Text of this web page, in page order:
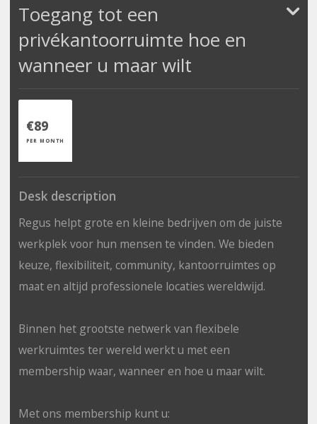
Toegang tot een
privékantoorruimte hoe en
wanneer u maar wilt
€89
PER MONTH
Desk description
Regus helpt grote en kleine bedrijven om de juiste
werkplek voor hun mensen te vinden. We bieden
keuze, flexibiliteit, community, kantoorruimtes op
maat en altijd professionele locaties wereldwijd.
Binnen het grootste netwerk van flexibele
werkruimtes ter wereld werkt u met een
membership waar, wanneer en hoe u maar wilt.
Met ons membership kunt u: